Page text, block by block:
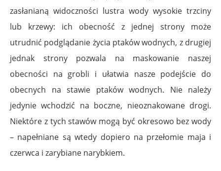
zasłanianą widoczności lustra wody wysokie trzciny
lub krzewy: ich obecność z jednej strony może
utrudnić podglądanie życia ptaków wodnych, z drugiej
jednak strony pozwala na maskowanie naszej
obecności na grobli i ułatwia nasze podejście do
obecnych na stawie ptaków wodnych. Nie należy
jedynie wchodzić na boczne, nieoznakowane drogi.
Niektóre z tych stawów mogą być okresowo bez wody
– napełniane są wtedy dopiero na przełomie maja i
czerwca i zarybiane narybkiem.